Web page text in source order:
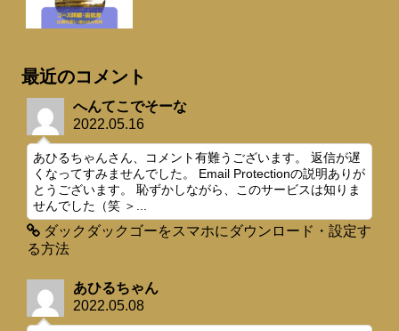
最近のコメント
へんてこでそーな
2022.05.16
あひるちゃんさん、コメント有難うございます。 返信が遅
くなってすみませんでした。 Email Protectionの説明ありが
とうございます。 恥ずかしながら、このサービスは知りま
せんでした（笑 ＞...
ダックダックゴーをスマホにダウンロード・設定す
る方法
あひるちゃん
2022.05.08